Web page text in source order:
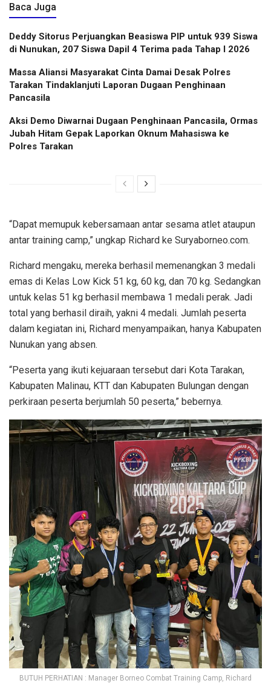
Baca Juga
Deddy Sitorus Perjuangkan Beasiswa PIP untuk 939 Siswa
di Nunukan, 207 Siswa Dapil 4 Terima pada Tahap I 2026
Massa Aliansi Masyarakat Cinta Damai Desak Polres
Tarakan Tindaklanjuti Laporan Dugaan Penghinaan
Pancasila
Aksi Demo Diwarnai Dugaan Penghinaan Pancasila, Ormas
Jubah Hitam Gepak Laporkan Oknum Mahasiswa ke
Polres Tarakan
“Dapat memupuk kebersamaan antar sesama atlet ataupun
antar training camp,” ungkap Richard ke Suryaborneo.com.
Richard mengaku, mereka berhasil memenangkan 3 medali
emas di Kelas Low Kick 51 kg, 60 kg, dan 70 kg. Sedangkan
untuk kelas 51 kg berhasil membawa 1 medali perak. Jadi
total yang berhasil diraih, yakni 4 medali. Jumlah peserta
dalam kegiatan ini, Richard menyampaikan, hanya Kabupaten
Nunukan yang absen.
“Peserta yang ikuti kejuaraan tersebut dari Kota Tarakan,
Kabupaten Malinau, KTT dan Kabupaten Bulungan dengan
perkiraan peserta berjumlah 50 peserta,” bebernya.
BUTUH PERHATIAN : Manager Borneo Combat Training Camp, Richard